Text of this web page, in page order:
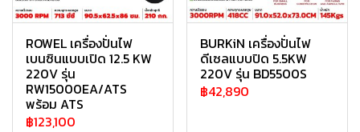
ROWEL เครื่องปั่นไฟ
เบนซินแบบเปิด 12.5 KW
220V รุ่น
RW15000EA/ATS
พร้อม ATS
฿123,100
BURKiN เครื่องปั่นไฟ
ดีเซลแบบปิด 5.5KW
220V รุ่น BD5500S
฿42,890